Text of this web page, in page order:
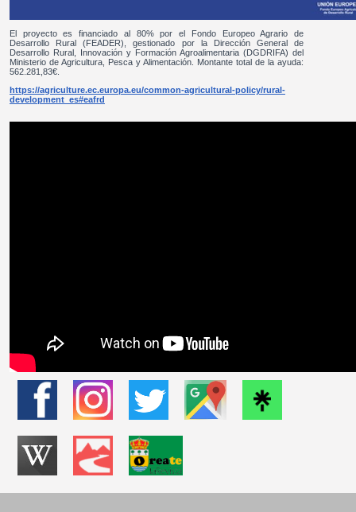
El proyecto es financiado al 80% por el Fondo Europeo Agrario de
Desarrollo Rural (FEADER), gestionado por la Dirección General de
Desarrollo Rural, Innovación y Formación Agroalimentaria (DGDRIFA) del
Ministerio de Agricultura, Pesca y Alimentación. Montante total de la ayuda:
562.281,83€.
https://agriculture.ec.europa.eu/common-agricultural-policy/rural-
development_es#eafrd